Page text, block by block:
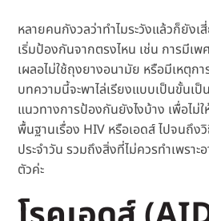
หลายคนกังวลว่าทำไมระวังแล้วก็ยังเ
เริ่มป้องกันจากตรงไหน เช่น การมีเ
เผลอไม่ใช้ถุงยางอนามัย หรือมีเหตุก
บทความนี้จะพาไล่เรียงแบบเป็นขั้นเป็
แนวทางการป้องกันยังไงบ้าง เพื่อไม่
พื้นฐานเรื่อง HIV หรือเอดส์ ไปจนถึง
ประจำวัน รวมถึงสิ่งที่ไม่ควรทำเพราะ
ตัวค่ะ